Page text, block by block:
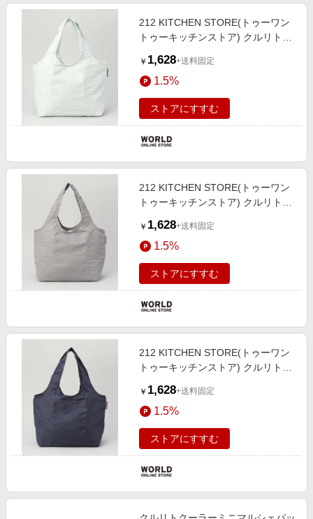
212 KITCHEN STORE(トゥーワン
トゥーキッチンストア) クルリトク
グリーン ＜MOTTERU モッテル＞
￥ 1,628+送料固定
1.5%
ストアにすすむ
212 KITCHEN STORE(トゥーワン
トゥーキッチンストア) クルリトク
＜MOTTERU モッテル＞
￥ 1,628+送料固定
1.5%
ストアにすすむ
212 KITCHEN STORE(トゥーワン
トゥーキッチンストア) クルリトク
ー ＜MOTTERU モッテル＞
￥ 1,628+送料固定
1.5%
ストアにすすむ